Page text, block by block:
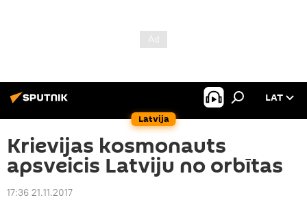
Latvija
LAT
Krievijas kosmonauts
apsveicis Latviju no orbītas
17:36 21.11.2017